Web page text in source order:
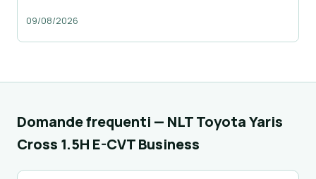
09/08/2026
Domande frequenti — NLT Toyota Yaris
Cross 1.5H E-CVT Business